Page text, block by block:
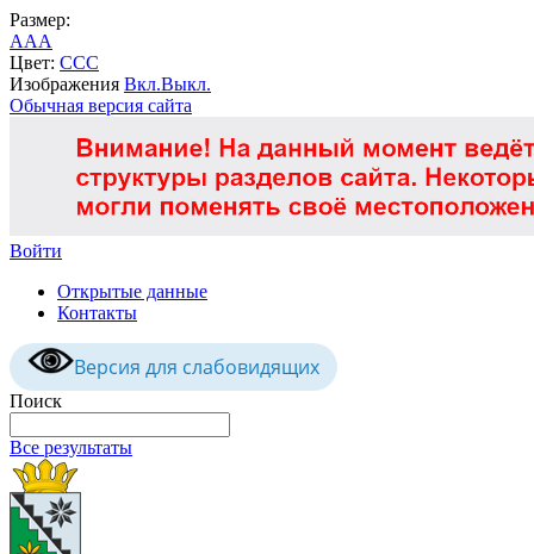
Размер:
AAA
Цвет: CCC
Изображения Вкл.Выкл.
Обычная версия сайта
Войти
Открытые данные
Контакты
Версия для слабовидящих
Поиск
Все результаты